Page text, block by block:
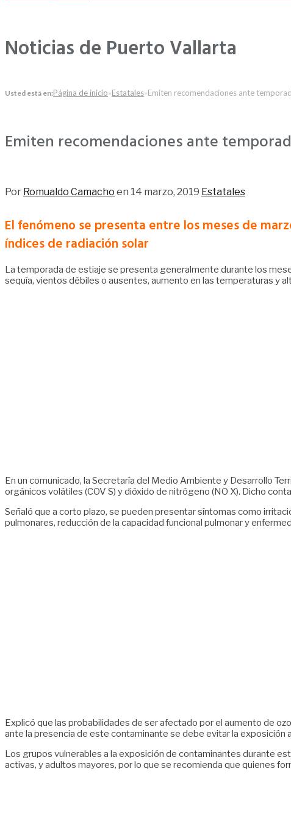
Noticias de Puerto Vallarta
Usted está en:Página de inicio»Estatales»Emiten recomendaciones ante
Emiten recomendaciones ante
Por Romualdo Camacho en 14 marzo, 2019 Estatales
El fenómeno se presenta entre los meses de
índices de radiación solar
La temporada de estiaje se presenta generalmente durante los
sequía, vientos débiles o ausentes, aumento en las temperaturas y
En un comunicado, la Secretaría del Medio Ambiente y Desarrollo
orgánicos volátiles (COV S) y dióxido de nitrógeno (NO X). Dicho
Señaló que a corto plazo, se pueden presentar síntomas como
pulmonares, reducción de la capacidad funcional pulmonar y
Explicó que las probabilidades de ser afectado por el aumento de
ante la presencia de este contaminante se debe evitar la exposición
Los grupos vulnerables a la exposición de contaminantes durante
activas, y adultos mayores, por lo que se recomienda que quienes